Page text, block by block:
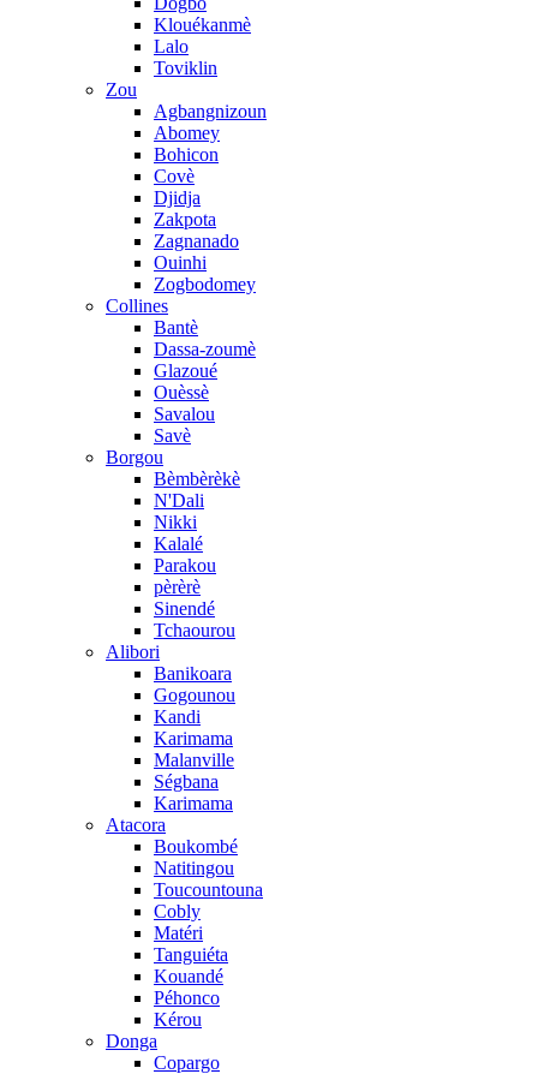
Klouékanmè
Lalo
Toviklin
Zou
Agbangnizoun
Abomey
Bohicon
Covè
Djidja
Zakpota
Zagnanado
Ouinhi
Zogbodomey
Collines
Bantè
Dassa-zoumè
Glazoué
Ouèssè
Savalou
Savè
Borgou
Bèmbèrèkè
N'Dali
Nikki
Kalalé
Parakou
pèrèrè
Sinendé
Tchaourou
Alibori
Banikoara
Gogounou
Kandi
Karimama
Malanville
Ségbana
Karimama
Atacora
Boukombé
Natitingou
Toucountouna
Cobly
Matéri
Tanguiéta
Kouandé
Péhonco
Kérou
Donga
Copargo